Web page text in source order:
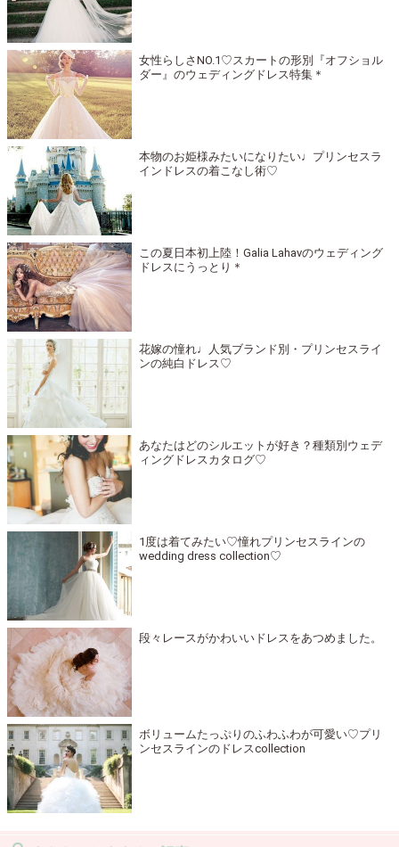
女性らしさNO.1♡スカートの形別『オフショル
ダー』のウェディングドレス特集＊
本物のお姫様みたいになりたい♩プリンセスラ
インドレスの着こなし術♡
この夏日本初上陸！Galia Lahavのウェディング
ドレスにうっとり＊
花嫁の憧れ♩人気ブランド別・プリンセスライ
ンの純白ドレス♡
あなたはどのシルエットが好き？種類別ウェデ
ィングドレスカタログ♡
1度は着てみたい♡憧れプリンセスラインの
wedding dress collection♡
段々レースがかわいいドレスをあつめました。
ボリュームたっぷりのふわふわが可愛い♡プリ
ンセスラインのドレスcollection